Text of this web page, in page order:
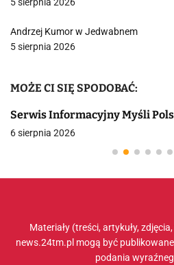
Andrzej Kumor w Jedwabnem
5 sierpnia 2026
MOŻE CI SIĘ SPODOBAĆ:
Serwis Informacyjny Myśli
6 sierpnia 2026
Materiały (treści, artykuły,
news.24tm.pl mogą być
podania